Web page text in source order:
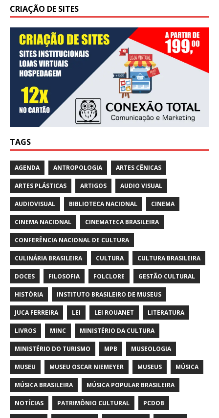
CRIAÇÃO DE SITES
TAGS
AGENDA ANTROPOLOGIA ARTES CÊNICAS
ARTES PLÁSTICAS ARTIGOS AUDIO VISUAL
AUDIOVISUAL BIBLIOTECA NACIONAL CINEMA
CINEMA NACIONAL CINEMATECA BRASILEIRA
CONFERÊNCIA NACIONAL DE CULTURA
CULINÁRIA BRASILEIRA CULTURA CULTURA BRASILEIRA
DOCES FILOSOFIA FOLCLORE GESTÃO CULTURAL
HISTÓRIA INSTITUTO BRASILEIRO DE MUSEUS
JUCA FERREIRA LEI LEI ROUANET LITERATURA
LIVROS MINC MINISTÉRIO DA CULTURA
MINISTÉRIO DO TURISMO MPB MUSEOLOGIA
MUSEU MUSEU OSCAR NIEMEYER MUSEUS MÚSICA
MÚSICA BRASILEIRA MÚSICA POPULAR BRASILEIRA
NOTÍCIAS PATRIMÔNIO CULTURAL PCDOB